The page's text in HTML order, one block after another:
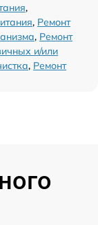
,
, Ремонт
, Ремонт
и/или
, Ремонт